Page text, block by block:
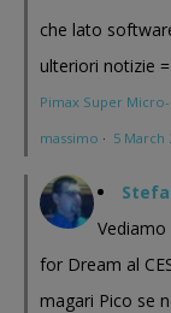
che lato
ulteriori notizie
Pimax Super
massimo · 5 March
for Dream al
magari Pico se